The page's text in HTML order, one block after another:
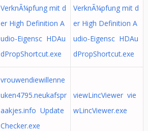
VerknÃ¼pfung mit d
er High Definition A
udio-Eigensc HDAu
dPropShortcut.exe
VerknÃ¼pfung mit d
er High Definition A
udio-Eigensc HDAu
dPropShortcut.exe
vrouwendiewillenne
uken4795.neukafspr
aakjes.info Update
Checker.exe
viewLincViewer vie
wLincViewer.exe